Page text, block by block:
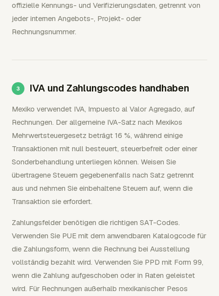
offizielle Kennungs- und Verifizierungsdaten, getrennt von
jeder internen Angebots-, Projekt- oder
Rechnungsnummer.
IVA und Zahlungscodes handhaben
Mexiko verwendet IVA, Impuesto al Valor Agregado, auf
Rechnungen. Der allgemeine IVA-Satz nach Mexikos
Mehrwertsteuergesetz beträgt 16 %, während einige
Transaktionen mit null besteuert, steuerbefreit oder einer
Sonderbehandlung unterliegen können. Weisen Sie
übertragene Steuern gegebenenfalls nach Satz getrennt
aus und nehmen Sie einbehaltene Steuern auf, wenn die
Transaktion sie erfordert.
Zahlungsfelder benötigen die richtigen SAT-Codes.
Verwenden Sie PUE mit dem anwendbaren Katalogcode für
die Zahlungsform, wenn die Rechnung bei Ausstellung
vollständig bezahlt wird. Verwenden Sie PPD mit Form 99,
wenn die Zahlung aufgeschoben oder in Raten geleistet
wird. Für Rechnungen außerhalb mexikanischer Pesos